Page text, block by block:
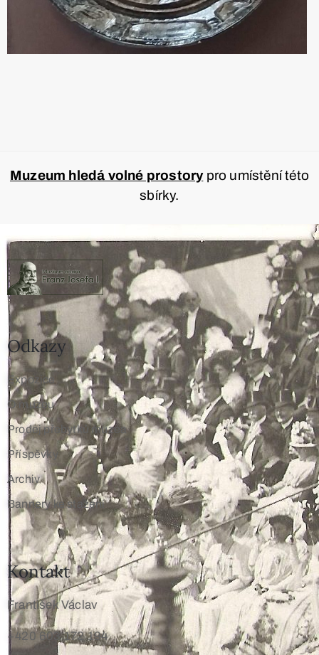
Muzeum hledá volné prostorypro umístění této
sbírky.
Odkazy
Expozice
O muzeu
Prodej přebytků muzea
Příspěvky
Archiv
Bannery ke stažení
Kontakt
František Václav
+420 603 172 194